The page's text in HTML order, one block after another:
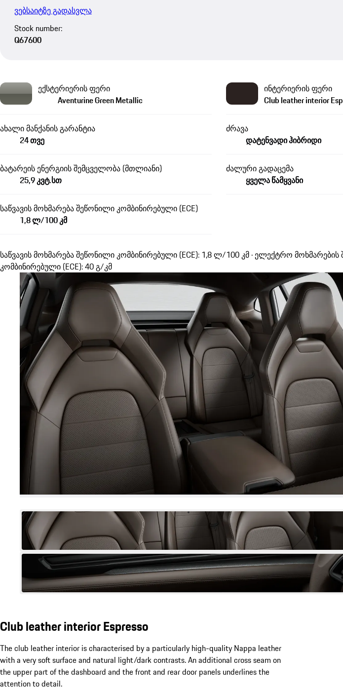
ვებსაიტზე გადასვლა
Stock number:
Q67600
ექსტერიერის ფერი
Aventurine Green Metallic
ინტერიერის ფერი
Club leather interior
ახალი მანქანის გარანტია
24 თვე
ძრავა
დატენვადი ჰიბრიდი
ბატარეის ენერგიის შემცველობა (მთლიანი)
25,9 კვტ.სთ
ძალური გადაცემა
ყველა წამყვანი
საწვავის მოხმარება შეწონილი კომბინირებული (ECE)
1,8 ლ/100 კმ
საწვავის მოხმარება შეწონილი კომბინირებული (ECE): 1,8 ლ/100 კმ · ელექტრო
კომბინირებული (ECE): 40 გ/კმ
Club leather interior Espresso
The club leather interior is characterised by a particularly high-quality Nappa leather
with a very soft surface and natural light/dark contrasts. An additional cross seam on
the upper part of the dashboard and the front and rear door panels underlines the
attention to detail.